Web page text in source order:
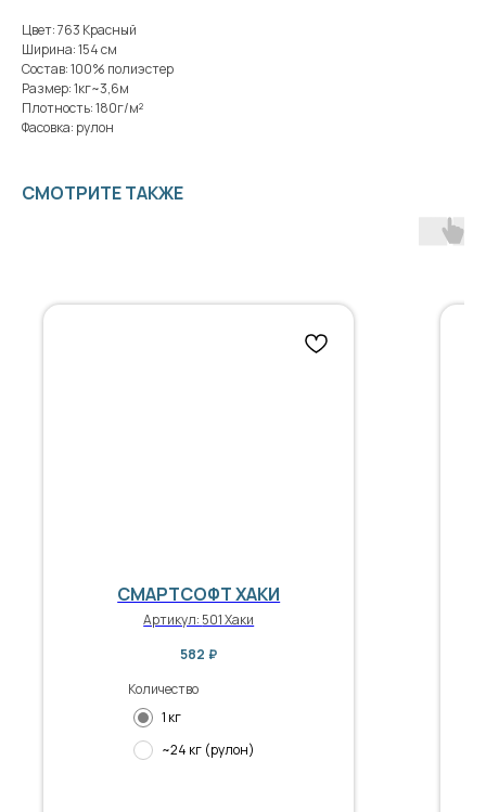
Цвет: 763 Красный
Ширина: 154 см
Состав: 100% полиэстер
Размер: 1кг~3,6м
Плотность: 180г/м²
Фасовка: рулон
СМОТРИТЕ ТАКЖЕ
СМАРТСОФТ ХАКИ
Артикул: 501 Хаки
582 ₽
Количество
1 кг
~24 кг (рулон)